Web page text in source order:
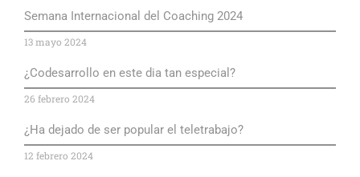
Semana Internacional del Coaching 2024
13 mayo 2024
¿Codesarrollo en este dia tan especial?
26 febrero 2024
¿Ha dejado de ser popular el teletrabajo?
12 febrero 2024